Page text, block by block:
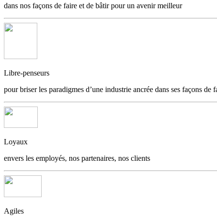
dans nos façons de faire et de bâtir pour un avenir meilleur
Libre-penseurs
pour briser les paradigmes d’une industrie ancrée dans ses façons de
Loyaux
envers les employés, nos partenaires, nos clients
Agiles